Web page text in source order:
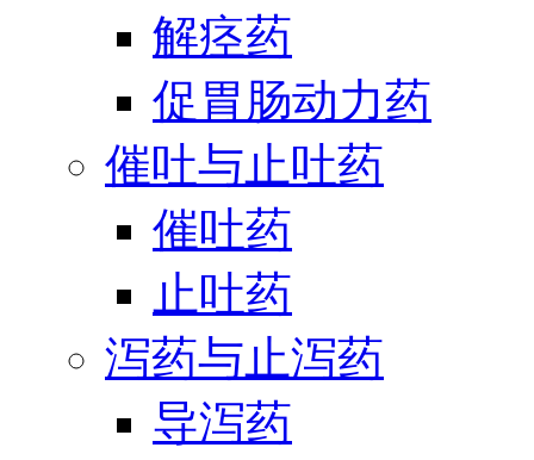
解痉药
促胃肠动力药
催吐与止吐药
催吐药
止吐药
泻药与止泻药
导泻药